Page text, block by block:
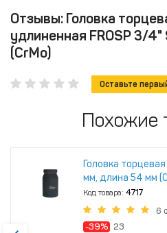
Отзывы: Головка
удлиненная FROSP 3/
(CrMo)
Оставьте
Похожие
Головка
мм, длина 54 мм
Код товара: 4717
6
-39% 23